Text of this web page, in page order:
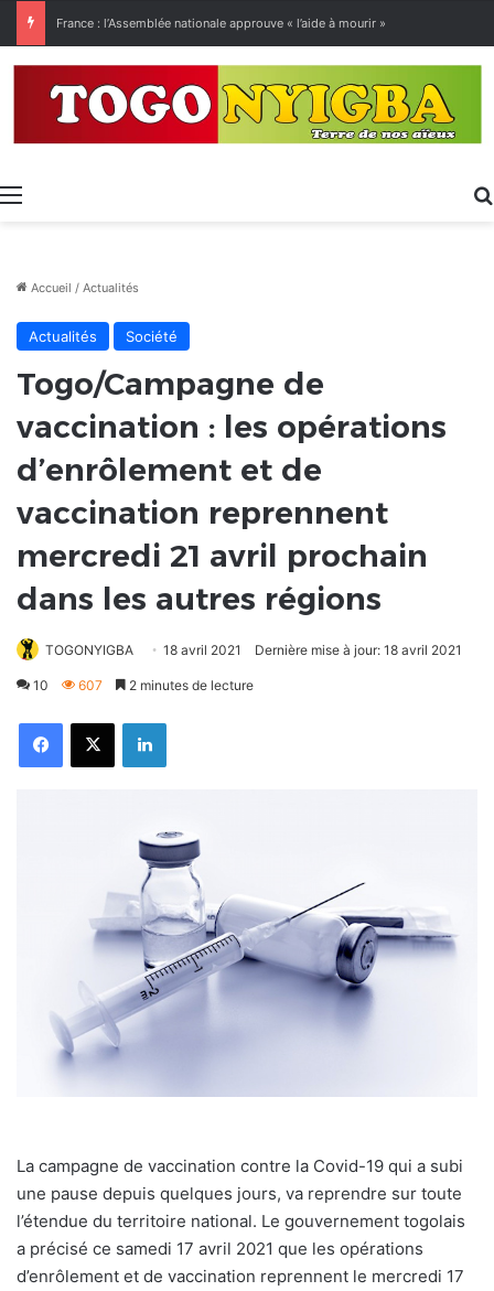
Menu
Accueil / Actualités
Actualités Société
Togo/Campagne de
vaccination : les opérations
d’enrôlement et de
vaccination reprennent
mercredi 21 avril prochain
dans les autres régions
TOGONYIGBA 18 avril 2021 Dernière mise à jour: 18 avril 2021
10 607 2 minutes de lecture
FacebookX Linkedin
La campagne de vaccination contre la Covid-19 qui a subi
une pause depuis quelques jours, va reprendre sur toute
l’étendue du territoire national. Le gouvernement togolais
a précisé ce samedi 17 avril 2021 que les opérations
d’enrôlement et de vaccination reprennent le mercredi 17